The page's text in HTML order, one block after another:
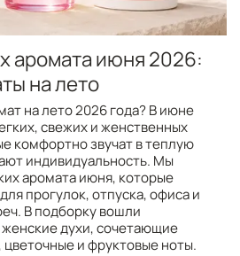
аромата июня 2026:
на лето
на лето 2026 года? В июне
свежих и женственных
комфортно звучат в теплую
индивидуальность. Мы
аромата июня, которые
прогулок, отпуска, офиса и
В подборку вошли
духи, сочетающие
и фруктовые ноты.